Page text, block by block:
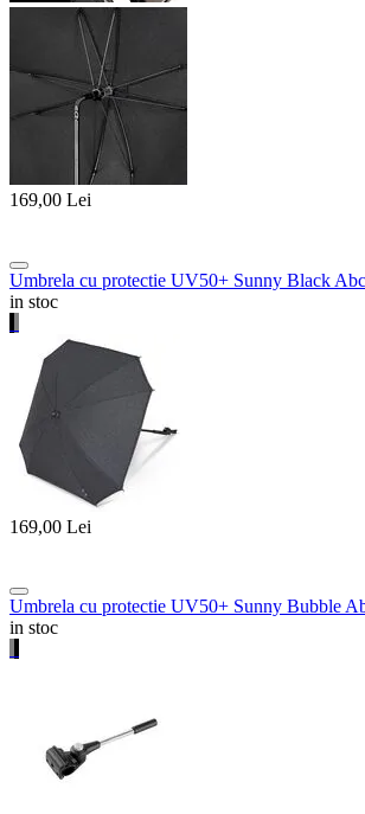
169,00 Lei
Umbrela cu protectie UV50+ Sunny Black
in stoc
169,00 Lei
Umbrela cu protectie UV50+ Sunny Bubble
in stoc